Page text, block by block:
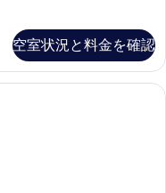
空室状況と料金を確認
性寝具、セーフティボックス (